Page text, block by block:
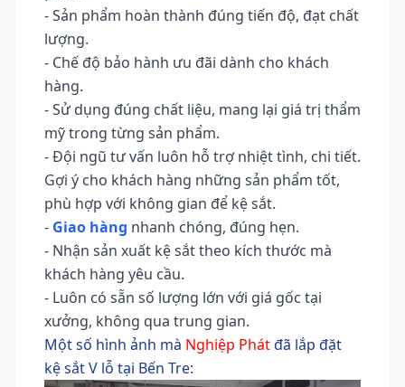
- Sản phẩm hoàn thành đúng tiến độ, đạt chất
lượng.
- Chế độ bảo hành ưu đãi dành cho khách
hàng.
- Sử dụng đúng chất liệu, mang lại giá trị thẩm
mỹ trong từng sản phẩm.
- Đội ngũ tư vấn luôn hỗ trợ nhiệt tình, chi tiết.
Gợi ý cho khách hàng những sản phẩm tốt,
phù hợp với không gian để kệ sắt.
- Giao hàng nhanh chóng, đúng hẹn.
- Nhận sản xuất kệ sắt theo kích thước mà
khách hàng yêu cầu.
- Luôn có sẵn số lượng lớn với giá gốc tại
xưởng, không qua trung gian.
Một số hình ảnh mà Nghiệp Phátđã lắp đặt
kệ sắt V lỗ tại Bến Tre: